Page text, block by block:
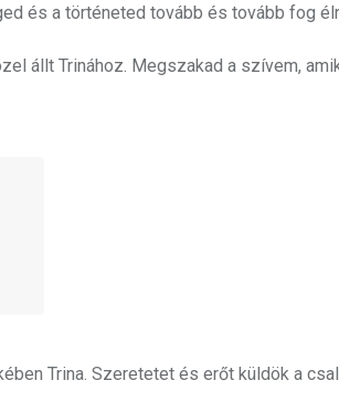
és a történeted tovább és tovább fog
állt Trinához. Megszakad a szívem,
Trina. Szeretetet és erőt küldök a